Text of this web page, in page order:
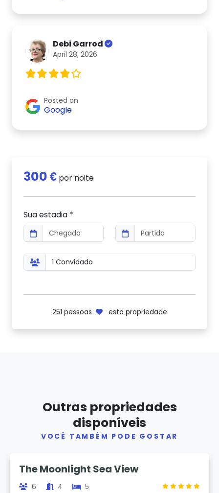
Debi Garrod
April 28, 2026
Posted on
Google
300 € por noite
Sua estadia *
251 pessoas esta propriedade
Outras propriedades
disponíveis
VOCÊ TAMBÉM PODE GOSTAR
The Moonlight Sea View
6 4 5